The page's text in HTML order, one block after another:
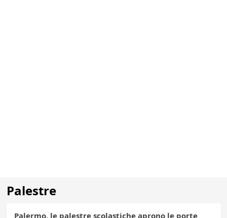
Palestre
Palermo, le palestre scolastiche aprono le porte